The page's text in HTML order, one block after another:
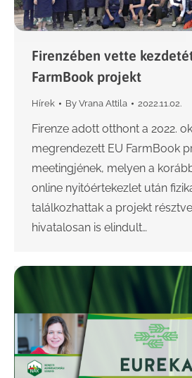
Firenzében vette
FarmBook projekt
Hírek By Vrana Attila 2022.11.02.
Firenze adott otthont a 2022.
megrendezett EU FarmBook
meetingjének, melyen a
online nyitóértekezlet után
találkozhattak a projekt
hivatalosan is elindult…